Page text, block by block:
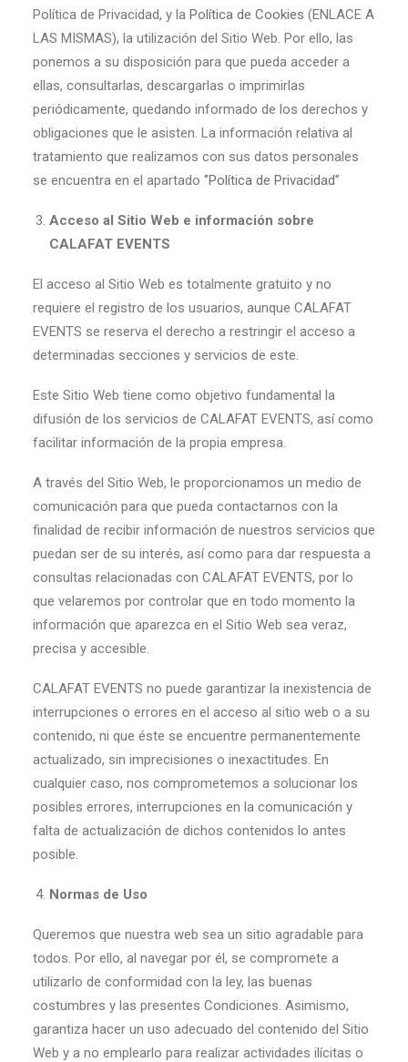
Política de Privacidad, y la Política de Cookies (ENLACE A
LAS MISMAS), la utilización del Sitio Web. Por ello, las
ponemos a su disposición para que pueda acceder a
ellas, consultarlas, descargarlas o imprimirlas
periódicamente, quedando informado de los derechos y
obligaciones que le asisten. La información relativa al
tratamiento que realizamos con sus datos personales
se encuentra en el apartado ‘’Política de Privacidad”
Acceso al Sitio Web e información sobre
CALAFAT EVENTS
El acceso al Sitio Web es totalmente gratuito y no
requiere el registro de los usuarios, aunque CALAFAT
EVENTS se reserva el derecho a restringir el acceso a
determinadas secciones y servicios de este.
Este Sitio Web tiene como objetivo fundamental la
difusión de los servicios de CALAFAT EVENTS, así como
facilitar información de la propia empresa.
A través del Sitio Web, le proporcionamos un medio de
comunicación para que pueda contactarnos con la
finalidad de recibir información de nuestros servicios que
puedan ser de su interés, así como para dar respuesta a
consultas relacionadas con CALAFAT EVENTS, por lo
que velaremos por controlar que en todo momento la
información que aparezca en el Sitio Web sea veraz,
precisa y accesible.
CALAFAT EVENTS no puede garantizar la inexistencia de
interrupciones o errores en el acceso al sitio web o a su
contenido, ni que éste se encuentre permanentemente
actualizado, sin imprecisiones o inexactitudes. En
cualquier caso, nos comprometemos a solucionar los
posibles errores, interrupciones en la comunicación y
falta de actualización de dichos contenidos lo antes
posible.
Normas de Uso
Queremos que nuestra web sea un sitio agradable para
todos. Por ello, al navegar por él, se compromete a
utilizarlo de conformidad con la ley, las buenas
costumbres y las presentes Condiciones. Asimismo,
garantiza hacer un uso adecuado del contenido del Sitio
Web y a no emplearlo para realizar actividades ilícitas o